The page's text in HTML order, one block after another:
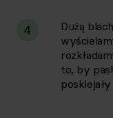
4
Dużą
to, by